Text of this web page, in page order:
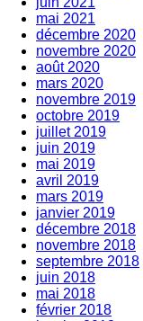
mai 2021
décembre 2020
novembre 2020
août 2020
mars 2020
novembre 2019
octobre 2019
juillet 2019
juin 2019
mai 2019
avril 2019
mars 2019
janvier 2019
décembre 2018
novembre 2018
septembre 2018
juin 2018
mai 2018
février 2018